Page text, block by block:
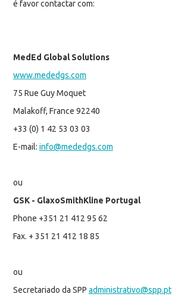
é favor contactar com:
MedEd Global Solutions
www.mededgs.com
75 Rue Guy Moquet
Malakoff, France 92240
+33 (0) 1 42 53 03 03
E-mail: info@mededgs.com
ou
GSK - GlaxoSmithKline Portugal
Phone +351 21 412 95 62
Fax. + 351 21 412 18 85
ou
Secretariado da SPP administrativo@spp.pt